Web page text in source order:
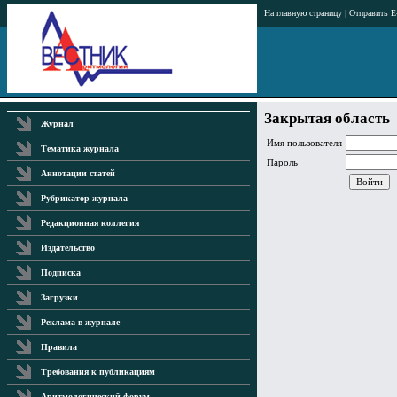
На главную страницу | Отправить
Журнал
Тематика журнала
Аннотации статей
Рубрикатор журнала
Редакционная коллегия
Издательство
Подписка
Загрузки
Реклама в журнале
Правила
Требования к публикациям
Закрытая область
Имя пользователя
Пароль